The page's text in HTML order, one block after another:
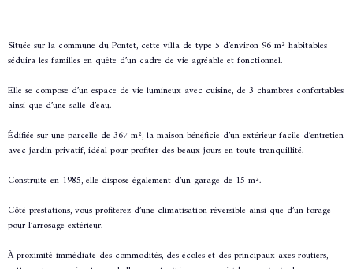
Située sur la commune duPontet, cette villa de type 5 d’environ 96 m² habitables
séduira les familles en quête d’un cadre de vie agréable et fonctionnel.
Elle se compose d’un espace de vie lumineux avec cuisine, de 3 chambres confortables
ainsi que d’une salle d’eau.
Édifiée sur une parcelle de 367 m², la maison bénéficie d’un extérieur facile d’entretien
avec jardin privatif, idéal pour profiter des beaux jours en toute tranquillité.
Construite en 1985, elle dispose également d’un garage de 15 m².
Côté prestations, vous profiterez d’une climatisation réversible ainsi que d’un forage
pour l’arrosage extérieur.
À proximité immédiate des commodités, des écoles et des principaux axes routiers,